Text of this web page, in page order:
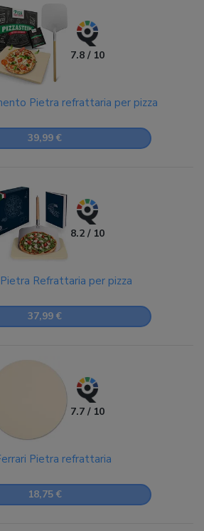
7.8 / 10
Pietra refrattaria per pizza
39,99 €
8.2 / 10
Refrattaria per pizza
37,99 €
7.7 / 10
Pietra refrattaria
18,75 €